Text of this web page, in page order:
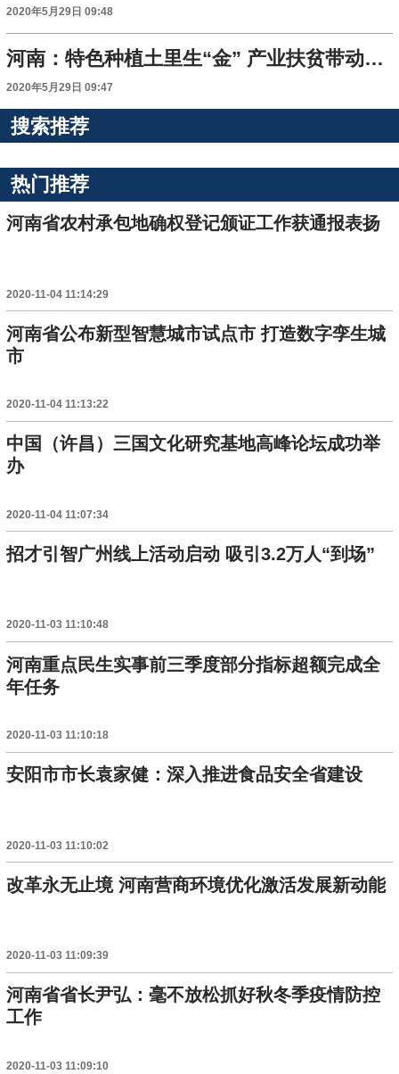
2020年5月29日 09:48
河南：特色种植土里生“金” 产业扶贫带动乡村振兴
2020年5月29日 09:47
搜索推荐
热门推荐
河南省农村承包地确权登记颁证工作获通报表扬
2020-11-04 11:14:29
河南省公布新型智慧城市试点市 打造数字孪生城
市
2020-11-04 11:13:22
中国（许昌）三国文化研究基地高峰论坛成功举
办
2020-11-04 11:07:34
招才引智广州线上活动启动 吸引3.2万人“到场”
2020-11-03 11:10:48
河南重点民生实事前三季度部分指标超额完成全
年任务
2020-11-03 11:10:18
安阳市市长袁家健：深入推进食品安全省建设
2020-11-03 11:10:02
改革永无止境 河南营商环境优化激活发展新动能
2020-11-03 11:09:39
河南省省长尹弘：毫不放松抓好秋冬季疫情防控
工作
2020-11-03 11:09:10